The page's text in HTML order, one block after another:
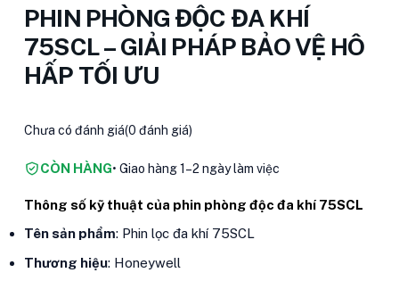
PHIN PHÒNG ĐỘC ĐA KHÍ
75SCL – GIẢI PHÁP BẢO VỆ HÔ
HẤP TỐI ƯU
Chưa có đánh giá(0 đánh giá)
CÒN HÀNG• Giao hàng 1–2 ngày làm việc
Thông số kỹ thuật của phin phòng độc đa khí 75SCL
Tên sản phẩm: Phin lọc đa khí 75SCL
Thương hiệu: Honeywell